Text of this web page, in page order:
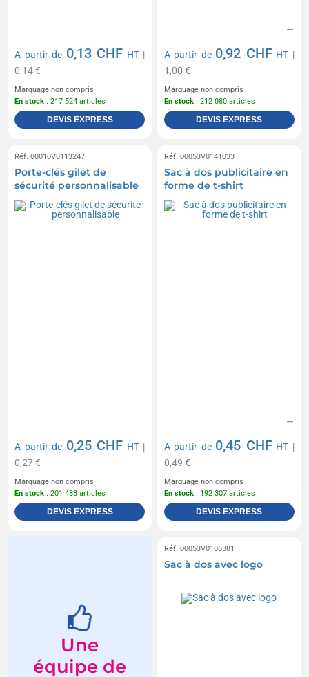
A partir de 0,13 CHF HT|
0,14 €
Marquage non compris
En stock : 217 524 articles
DEVIS EXPRESS
A partir de 0,92 CHF HT |
1,00 €
Marquage non compris
En stock : 212 080 articles
DEVIS EXPRESS
Réf. 00010V0113247
Porte-clés gilet de
sécurité personnalisable
A partir de 0,25 CHF HT|
0,27 €
Marquage non compris
En stock : 201 483 articles
DEVIS EXPRESS
Réf. 00053V0141033
Sac à dos publicitaire en
forme de t-shirt
A partir de 0,45 CHF HT |
0,49 €
Marquage non compris
En stock : 192 307 articles
DEVIS EXPRESS
Une
équipe de
Réf. 00053V0106381
Sac à dos avec logo